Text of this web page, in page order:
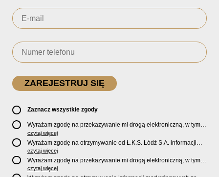
Zaznacz wszystkie zgody
Wyrażam zgodę na przekazywanie mi drogą elektroniczną, w tym
pocztą e-mail, oficjalnego newslettera oraz informacji o zniżkach,
promocjach, nowościach, biletach, karnetach, ofercie sklepu U2
Store oraz serwisu bilety.lkslodz.pl i innych produktach oraz
usługach oferowanych przez Ł.K.S. Łódź S.A.
czytaj więcej
Wyrażam zgodę na otrzymywanie od Ł.K.S. Łódź S.A. informacji
marketingowych dotyczących działalności spółki, ofert, wydarzeń i
produktów za pośrednictwem wiadomości SMS oraz połączeń
telefonicznych.
czytaj więcej
Wyrażam zgodę na przekazywanie mi drogą elektroniczną, w tym
pocztą e-mail, informacji handlowych i marketingowych o
czytaj więcej